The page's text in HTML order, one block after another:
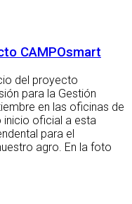
CAMPOsmart
del proyecto
para la Gestión
en las oficinas de
inicio oficial a esta
para el
agro. En la foto